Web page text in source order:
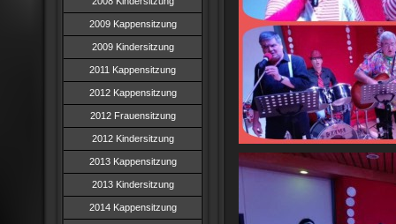
2009 Kappensitzung
2009 Kindersitzung
2011 Kappensitzung
2012 Kappensitzung
2012 Frauensitzung
2012 Kindersitzung
2013 Kappensitzung
2013 Kindersitzung
2014 Kappensitzung